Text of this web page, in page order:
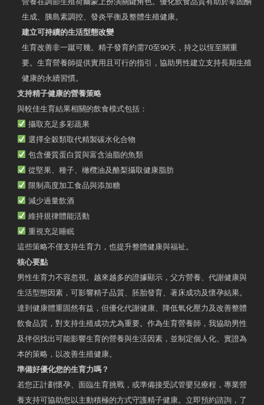
生成、胰島素調控、發炎平衡及整體生殖健康。
建立可持續的生活型態改變
生育改善非一蹴可幾。精子發育約需70至90天，持之以恆至關重
要。生育營養師提供實用且可行的指引，協助男性建立支持長期生殖
健康的永續習慣。
支持精子健康的營養策略
與較佳生育結果相關的飲食模式包括：
攝取充足多彩蔬果
選擇全穀類取代精製碳水化合物
包含優質蛋白質與富含油脂的魚類
從堅果、種子、橄欖油及酪梨攝取健康脂肪
限制高度加工食品與添加糖
減少過量飲酒
維持規律體能活動
重視充足睡眠
這些策略不僅支持生育力，也提升整體健康與福祉。
核心要點
男性生育力不容忽視。越來越多的證據顯示，父方營養、代謝健康與
生活型態因素，可影響精子品質、胚胎發育、著床成功及懷孕結果。
達到健康體重固然有益，但優化代謝健康、降低氧化壓力及改善整體
飲食品質，對支持生殖成功尤為重要。作為生育營養師，我協助男性
及伴侶找出可能影響生育的營養與生活因素，並制定個人化、實證為
本的策略，以改善生殖健康。
準備好優化您的生育力嗎？
若您正計劃懷孕、面臨生育挑戰，或準備接受試管嬰兒療程，專業營
養支持可協助您以主動積極的方式守護精子健康。立即預約諮詢，了